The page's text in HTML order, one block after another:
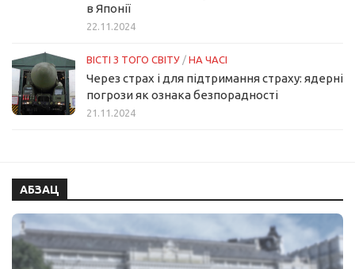
в Японії
22.11.2024
ВІСТІ З ТОГО СВІТУ / НА ЧАСІ
Через страх і для підтримання страху: ядерні
погрози як ознака безпорадності
21.11.2024
АБЗАЦ